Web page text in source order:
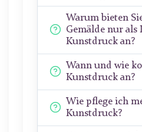
Warum bieten
Gemälde nur als
Kunstdruck an?
Wann und wie
Kunstdruck an?
Wie pflege ich
Kunstdruck?